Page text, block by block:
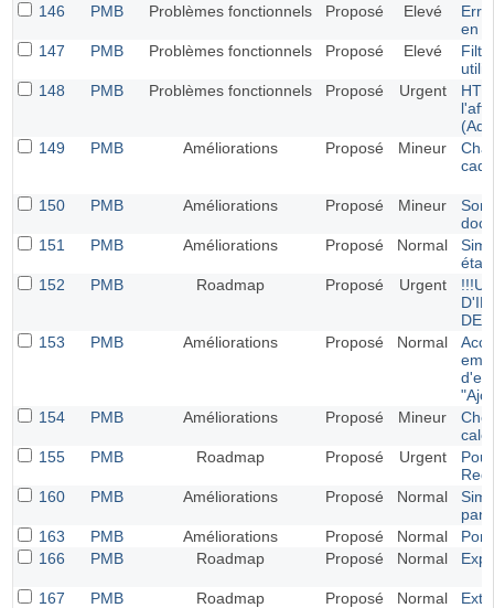
146
PMB Problèmes fonctionnels Proposé Elevé
en
147
PMB Problèmes fonctionnels Proposé Elevé
148
PMB Problèmes fonctionnels Proposé Urgent
149
PMB Améliorations Proposé Mineur
150 PMB Améliorations Proposé Mineur
151
PMB Améliorations Proposé Normal
152
PMB Roadmap Proposé Urgent
153
PMB Améliorations Proposé Normal
154
PMB Améliorations Proposé Mineur
155
PMB Roadmap Proposé Urgent
160
PMB Améliorations Proposé Normal
163
PMB Améliorations Proposé Normal
166
PMB Roadmap Proposé Normal
167 PMB Roadmap Proposé Normal